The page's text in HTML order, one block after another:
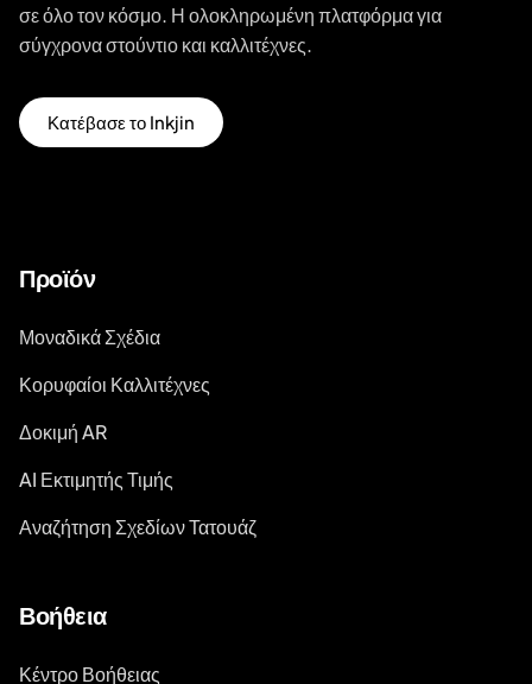
σε όλο τον κόσμο. Η ολοκληρωμένη πλατφόρμα για
σύγχρονα στούντιο και καλλιτέχνες.
Κατέβασε το Inkjin
Προϊόν
Μοναδικά Σχέδια
Κορυφαίοι Καλλιτέχνες
Δοκιμή AR
AI Εκτιμητής Τιμής
Αναζήτηση Σχεδίων Τατουάζ
Βοήθεια
Κέντρο Βοήθειας